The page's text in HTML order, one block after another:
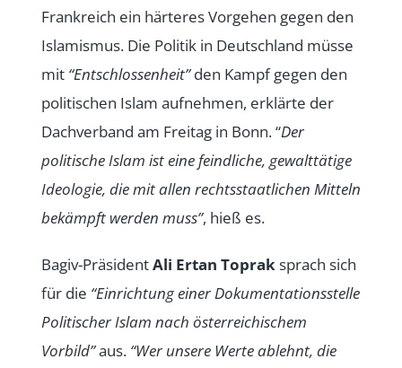
Frankreich ein härteres Vorgehen gegen den
Islamismus. Die Politik in Deutschland müsse
mit “Entschlossenheit”den Kampf gegen den
politischen Islam aufnehmen, erklärte der
Dachverband am Freitag in Bonn. “Der
politische Islam ist eine feindliche, gewalttätige
Ideologie, die mit allen rechtsstaatlichen Mitteln
bekämpft werden muss”, hieß es.
Bagiv-PräsidentAli Ertan Topraksprach sich
für die “Einrichtung einer Dokumentationsstelle
Politischer Islam nach österreichischem
Vorbild”aus. “Wer unsere Werte ablehnt, die